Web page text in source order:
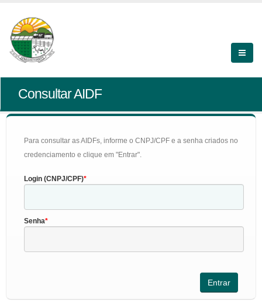
Consultar AIDF
Para consultar as AIDFs, informe o CNPJ/CPF e a senha criados no
credenciamento e clique em "Entrar".
Login (CNPJ/CPF)
Senha